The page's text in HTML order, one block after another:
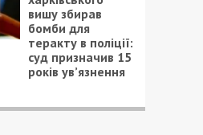
вишу збирав
бомби для
теракту в поліції:
суд призначив 15
років ув’язнення